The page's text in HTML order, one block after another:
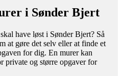
i Sønder Bjert
have løst i Sønder Bjert? Så
at gøre det selv eller at finde et
for dig. En murer kan
private og større opgaver for